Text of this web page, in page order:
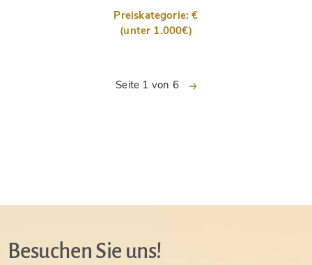
Preiskategorie: €
(unter 1.000€)
Seite 1 von 6 nächste
Besuchen Sie uns!